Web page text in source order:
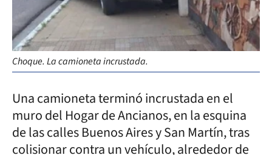
Choque. La camioneta incrustada.
Una camioneta terminó incrustada en el
muro del Hogar de Ancianos, en la esquina
de las calles Buenos Aires y San Martín, tras
colisionar contra un vehículo, alrededor de